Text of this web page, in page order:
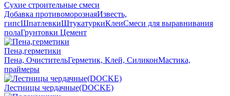
Сухие строительные смеси
Добавка противоморознаяИзвесть,
гипсШпатлевкиШтукатуркиКлеиСмеси для выравнивания
полаГрунтовки Цемент
Пена,герметики
Пена, ОчистительГерметик, Клей, СиликонМастика,
праймеры
Лестницы чердачные(DOCKE)